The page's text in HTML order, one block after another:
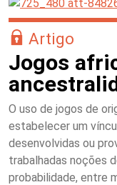
Artigo
Jogos
O uso de jogos de
estabelecer um
desenvolvidas ou
trabalhadas noções
probabilidade, entre